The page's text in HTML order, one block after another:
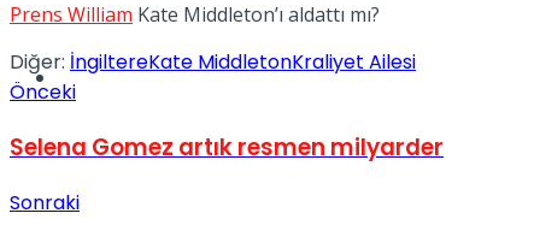
Podcast
Prens William Kate Middleton’ı aldattı mı?
Diğer: İngiltereKate MiddletonKraliyet Ailesi
Önceki
Selena Gomez artık resmen milyarder
Sonraki